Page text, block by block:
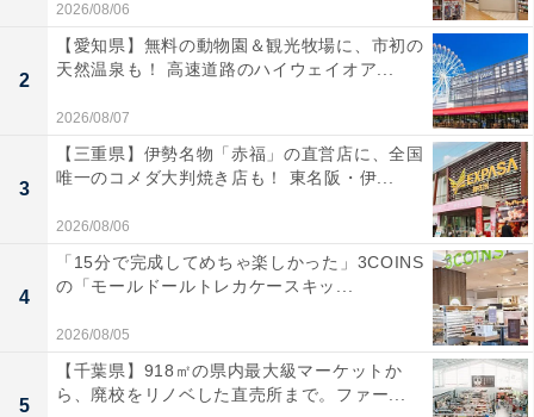
3歳を過ぎたあたりから、子どもたちは保育園、幼稚
園、公園、児童館、レジャー施設、習い事などを通し
て、不特定多数の他者と接するようになります。この頃
には彼らもだいぶ語彙を獲得しているので、自分でコミ
ュニケーションを取ろうとします。
とはいえ、この年代の子たちは、大人のように人付き合
いに慣れていません。そのため、お互いに意思の疎通が
うまくいかず、相手と衝突してしまうことがあります。
友達に遊具を取られて衝動的に叩く、遊びのルールを破
って注意される、人が大切にしていた物を壊す……。
2026/08/06
2
【愛知県】無料の動物園＆観光牧場に、市初の
天然温泉も！ 高速道路のハイウェイオア...
2026/08/07
3
【三重県】伊勢名物「赤福」の直営店に、全国
唯一のコメダ大判焼き店も！ 東名阪・伊...
2026/08/06
4
「15分で完成してめちゃ楽しかった」3COINS
の「モールドールトレカケースキッ...
2026/08/05
5
【千葉県】918㎡の県内最大級マーケットか
ら、廃校をリノベした直売所まで。ファー...